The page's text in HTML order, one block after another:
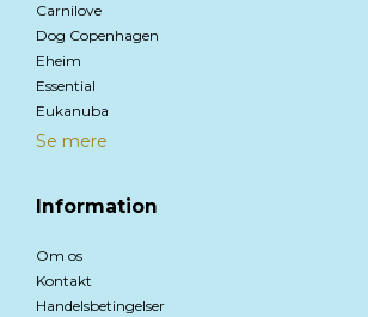
Carnilove
Dog Copenhagen
Eheim
Essential
Eukanuba
Se mere
Information
Om os
Kontakt
Handelsbetingelser